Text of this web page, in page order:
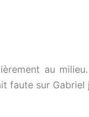
au
faute sur Gabriel